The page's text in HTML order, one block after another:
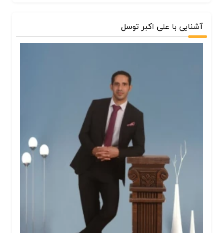
آشنایی با علی اکبر توسل